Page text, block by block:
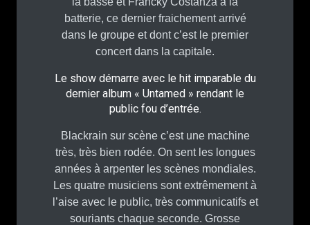
batterie, ce dernier fraichement arrivé
dans le groupe et dont c’est le premier
concert dans la capitale.
Le show démarre avec le hit imparable du
dernier album « Untamed » rendant le
public fou d’entrée.
Blackrain sur scène c’est une machine
très, très bien rodée. On sent les longues
années à arpenter les scènes mondiales.
Les quatre musiciens sont extrêmement à
l’aise avec le public, très communicatifs et
souriants chaque seconde. Grosse